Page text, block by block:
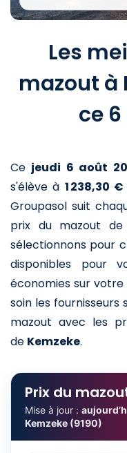
Les
mazout à
ce
Ce jeudi 6 août
s'élève à 1 238,30 €
Groupasol suit
prix du mazout de
sélectionnons pour
disponibles pour
économies sur votre
soin les
mazout avec les
de Kemzeke.
Prix du
Mise à jour :
Kemzeke (9190)